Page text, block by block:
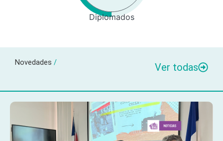
Diplomados
Novedades / Ver todas